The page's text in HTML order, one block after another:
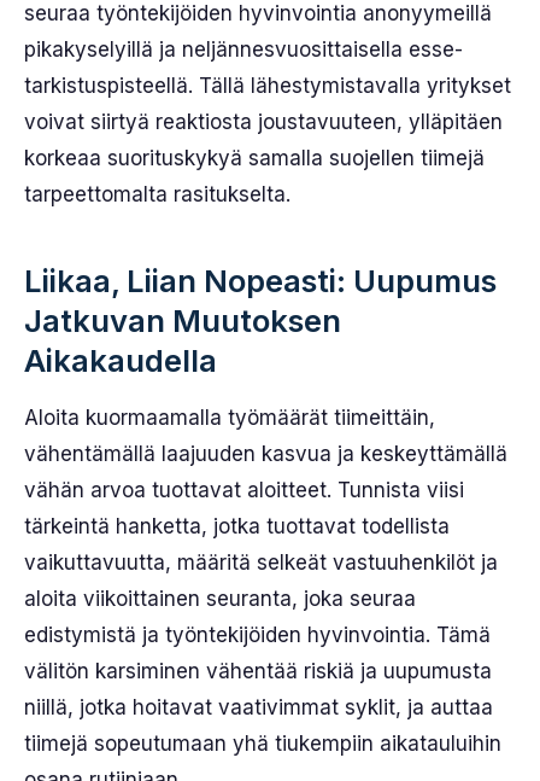
seuraa työntekijöiden hyvinvointia anonyymeillä
pikakyselyillä ja neljännesvuosittaisella esse-
tarkistuspisteellä. Tällä lähestymistavalla yritykset
voivat siirtyä reaktiosta joustavuuteen, ylläpitäen
korkeaa suorituskykyä samalla suojellen tiimejä
tarpeettomalta rasitukselta.
Liikaa, Liian Nopeasti: Uupumus
Jatkuvan Muutoksen
Aikakaudella
Aloita kuormaamalla työmäärät tiimeittäin,
vähentämällä laajuuden kasvua ja keskeyttämällä
vähän arvoa tuottavat aloitteet. Tunnista viisi
tärkeintä hanketta, jotka tuottavat todellista
vaikuttavuutta, määritä selkeät vastuuhenkilöt ja
aloita viikoittainen seuranta, joka seuraa
edistymistä ja työntekijöiden hyvinvointia. Tämä
välitön karsiminen vähentää riskiä ja uupumusta
niillä, jotka hoitavat vaativimmat syklit, ja auttaa
tiimejä sopeutumaan yhä tiukempiin aikatauluihin